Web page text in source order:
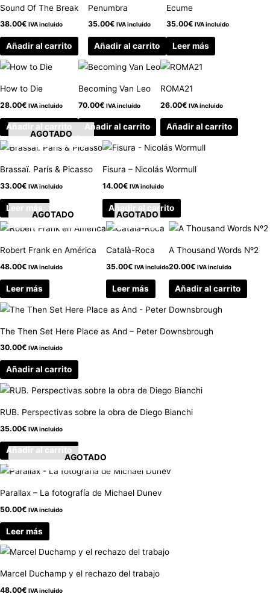
Sound Of The Break
38.00€ IVA incluido
Añadir al carrito
Penumbra
35.00€ IVA incluido
Añadir al carrito
Ecume
35.00€ IVA incluido
Leer más
How to Die
28.00€ IVA incluido
Añadir al carrito
Becoming Van Leo
70.00€ IVA incluido
Añadir al carrito
ROMA21
26.00€ IVA incluido
Añadir al carrito
AGOTADO
Brassaï. París & Picasso
33.00€ IVA incluido
Leer más
Fisura – Nicolás Wormull
14.00€ IVA incluido
Añadir al carrito
AGOTADO
Robert Frank en América
48.00€ IVA incluido
Leer más
AGOTADO
Català-Roca
35.00€ IVA incluido
Leer más
A Thousand Words Nº2
20.00€ IVA incluido
Añadir al carrito
The Then Set Here Place as And – Peter Downsbrough
30.00€ IVA incluido
Añadir al carrito
RUB. Perspectivas sobre la obra de Diego Bianchi
35.00€ IVA incluido
Añadir al carrito
AGOTADO
Parallax – La fotografía de Michael Dunev
50.00€ IVA incluido
Leer más
Marcel Duchamp y el rechazo del trabajo
48.00€ IVA incluido